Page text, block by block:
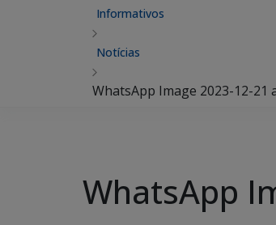
Informativos
Notícias
WhatsApp Image 2023-12-21
WhatsApp